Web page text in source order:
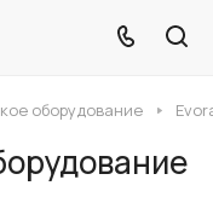
оборудование